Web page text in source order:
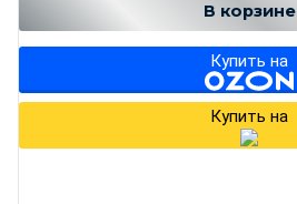
В корзине
Купить на
Купить на